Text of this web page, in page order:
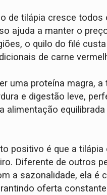
de tilápia cresce todos
ajuda a manter o
o quilo do filé
de carne
uma proteína magra, a
e digestão leve,
alimentação
positivo é que a tilápia
Diferente de outros
a sazonalidade, ela é
oferta